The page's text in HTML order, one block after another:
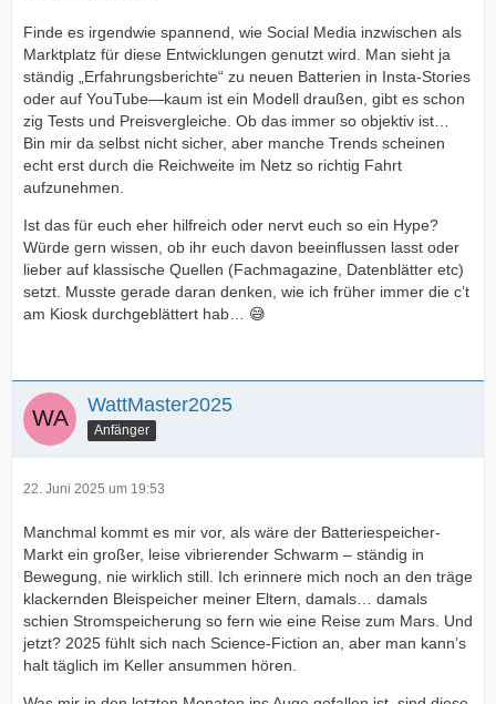
Finde es irgendwie spannend, wie Social Media inzwischen als
Marktplatz für diese Entwicklungen genutzt wird. Man sieht ja
ständig „Erfahrungsberichte“ zu neuen Batterien in Insta-Stories
oder auf YouTube—kaum ist ein Modell draußen, gibt es schon
zig Tests und Preisvergleiche. Ob das immer so objektiv ist…
Bin mir da selbst nicht sicher, aber manche Trends scheinen
echt erst durch die Reichweite im Netz so richtig Fahrt
aufzunehmen.
Ist das für euch eher hilfreich oder nervt euch so ein Hype?
Würde gern wissen, ob ihr euch davon beeinflussen lasst oder
lieber auf klassische Quellen (Fachmagazine, Datenblätter etc)
setzt. Musste gerade daran denken, wie ich früher immer die c’t
am Kiosk durchgeblättert hab… 😅
WattMaster2025
Anfänger
22. Juni 2025 um 19:53
Manchmal kommt es mir vor, als wäre der Batteriespeicher-
Markt ein großer, leise vibrierender Schwarm – ständig in
Bewegung, nie wirklich still. Ich erinnere mich noch an den träge
klackernden Bleispeicher meiner Eltern, damals… damals
schien Stromspeicherung so fern wie eine Reise zum Mars. Und
jetzt? 2025 fühlt sich nach Science-Fiction an, aber man kann’s
halt täglich im Keller ansummen hören.